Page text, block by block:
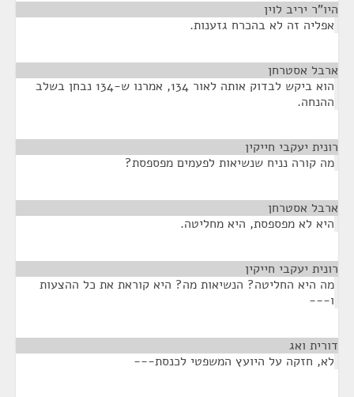
היו"ר יריב לוין
אפליה זה לא בהכרח גזענות.
ארבל אסטרחן
הוא ביקש לבדוק אותה לאור 134, אמרנו ש-134 נבחן בשלב
ההנחה.
רונית יעקבי חייקין
מה קורה נניח שנשיאות לפעמים מפספסת?
ארבל אסטרחן
היא לא מפספסת, היא מחליטה.
רונית יעקבי חייקין
מה היא החליטה? הנשיאות מה? היא קוראת את כל ההצעות
ו---
דורית ואג
לא, חזקה על היועץ המשפטי לכנסת---